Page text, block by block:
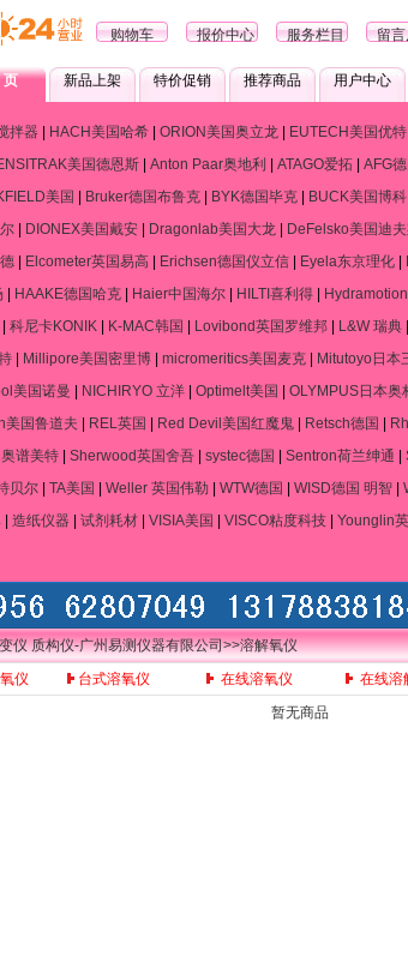
购物车 报价中心 服务栏目 留
页 新品上架 特价促销 推荐商品 用户中心
拌器| HACH美国哈希| ORION美国奥立龙| EUTECH美国优特|
美国德恩斯 Anton Paar奥地利 ATAGO爱拓 AFG
美国 Bruker德国布鲁克 BYK德国毕克 BUCK美国博科
DIONEX美国戴安 Dragonlab美国大龙 DeFelsko美国迪
Elcometer英国易高 Erichsen德国仪立信 Eyela东京理化
HAAKE德国哈克 Haier中国海尔 HILTI喜利得
科尼卡KONIK| K-MAC韩国 Lovibond英国罗维邦| L&W 瑞典|
| Millipore美国密里博| micromeritics美国麦克| Mitutoyo日本
美国诺曼 NICHIRYO 立洋 Optimelt美国 OLYMPUS日本奥
美国鲁道夫 REL英国 Red Devil美国红魔鬼 Retsch德国
谱美特| Sherwood英国舍吾| systec德国 Sentron荷兰绅通
贝尔 TA美国 Weller 英国伟勒 WTW德国 WISD德国 明智
造纸仪器 试剂耗材 VISIA美国 VISCO粘度科技 Younglin
仪 质构仪-广州易测仪器有限公司>>溶解氧仪
仪
台式溶氧仪 在线溶氧仪 在线溶
暂无商品